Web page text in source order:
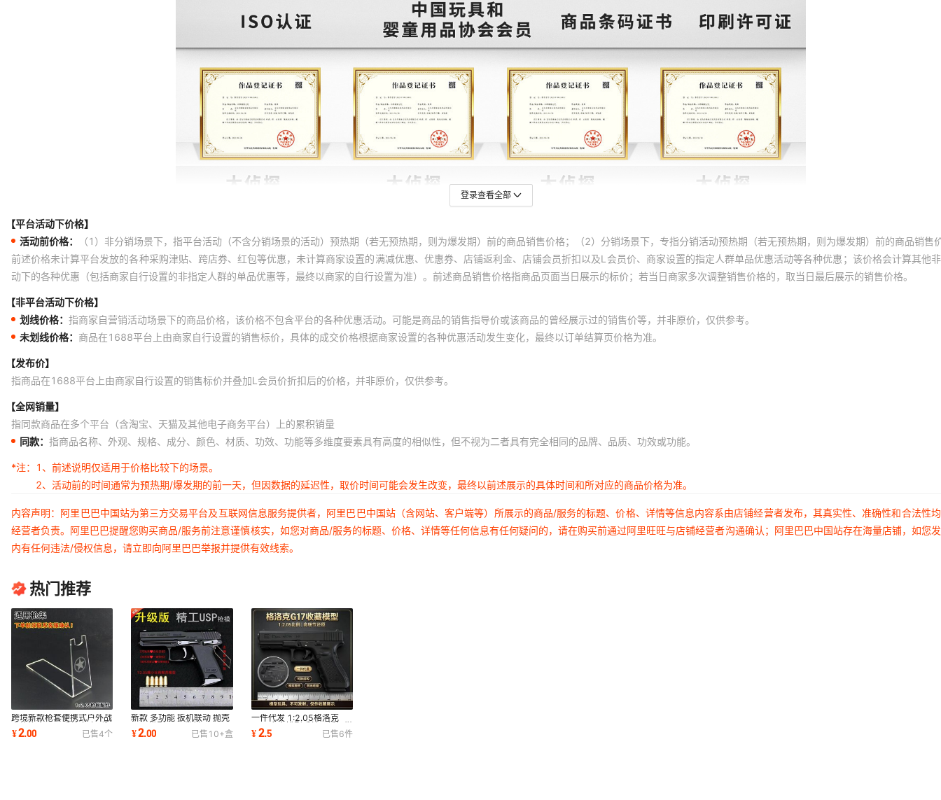
登录查看全部
【平台活动下价格】
活动前价格：
（1）非分销场景下，指平台活动（不含分销场景的活动）预热期（若无预热期，则为爆发期）前的商品销售价格；（2）分销场景下，专指分销活动预热期（若无预热期，则为爆发期）前的商品销售
前述价格未计算平台发放的各种采购津贴、跨店券、红包等优惠，未计算商家设置的满减优惠、优惠券、店铺返利金、店铺会员折扣以及L会员价、商家设置的指定人群单品优惠活动等各种优惠；该价格会计算其他
动下的各种优惠（包括商家自行设置的非指定人群的单品优惠等，最终以商家的自行设置为准）。前述商品销售价格指商品页面当日展示的标价；若当日商家多次调整销售价格的，取当日最后展示的销售价格。
【非平台活动下价格】
划线价格： 指商家自营销活动场景下的商品价格，该价格不包含平台的各种优惠活动。可能是商品的销售指导价或该商品的曾经展示过的销售价等，并非原价，仅供参考。
未划线价格： 商品在1688平台上由商家自行设置的销售标价，具体的成交价格根据商家设置的各种优惠活动发生变化，最终以订单结算页价格为准。
【发布价】
指商品在1688平台上由商家自行设置的销售标价并叠加L会员价折扣后的价格，并非原价，仅供参考。
【全网销量】
指同款商品在多个平台（含淘宝、天猫及其他电子商务平台）上的累积销量
同款： 指商品名称、外观、规格、成分、颜色、材质、功效、功能等多维度要素具有高度的相似性，但不视为二者具有完全相同的品牌、品质、功效或功能。
*注：
1、前述说明仅适用于价格比较下的场景。
2、活动前的时间通常为预热期/爆发期的前一天，但因数据的延迟性，取价时间可能会发生改变，最终以前述展示的具体时间和所对应的商品价格为准。
内容声明：阿里巴巴中国站为第三方交易平台及互联网信息服务提供者，阿里巴巴中国站（含网站、客户端等）所展示的商品/服务的标题、价格、详情等信息内容系由店铺经营者发布，其真实性、准确性和合法性
经营者负责。阿里巴巴提醒您购买商品/服务前注意谨慎核实，如您对商品/服务的标题、价格、详情等任何信息有任何疑问的，请在购买前通过阿里旺旺与店铺经营者沟通确认；阿里巴巴中国站存在海量店铺，如您
内有任何违法/侵权信息，请立即向阿里巴巴举报并提供有效线索。
热门推荐
跨境新款枪套便携式户外战
术格洛克G17手枪套隐形腰
挂快拔手枪套
¥2.00 已售4个
新款 多功能 扳机联动 抛壳
USP模型 不可发射
¥2.00 已售 10+盒
一件代发 1:2.05格洛克
G17合金模型手枪可拆卸抛
壳不可发射
¥2.5 已售6件